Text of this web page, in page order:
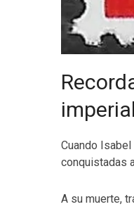
Cuando
conquistadas
A su muerte,